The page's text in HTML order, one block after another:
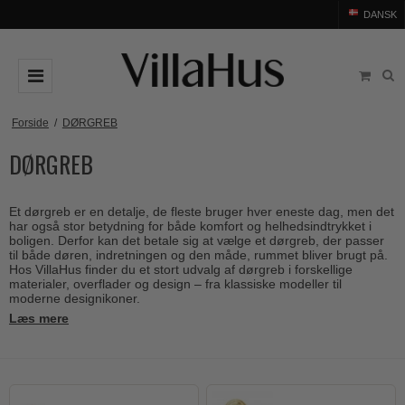
DANSK
DØRGREB
Arne Jacobsen dørgreb
Sorte dørgreb
Stål dørgreb
Træ dørgreb
Bakelit dørgreb
DØRHAMMER
Møbelgreb
Møbelknopper
Skålgreb
Skydedørsskål
BADEVÆRELSE
TILBEHØR
Rosetter
Langskilte
BRANDS
Arne Jacobsen dørgreb
Forside / DØRGREB
DØRGREB
Et dørgreb er en detalje, de fleste bruger hver eneste dag, men det
har også stor betydning for både komfort og helhedsindtrykket i
boligen. Derfor kan det betale sig at vælge et dørgreb, der passer
til både døren, indretningen og den måde, rummet bliver brugt på.
Hos VillaHus finder du et stort udvalg af dørgreb i forskellige
materialer, overflader og design – fra klassiske modeller til
moderne designikoner.
Læs mere